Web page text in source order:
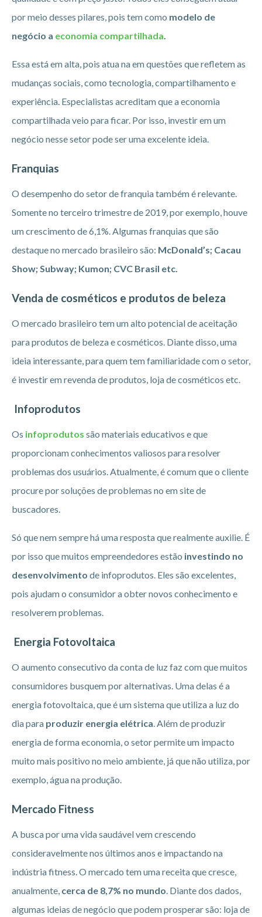
por meio desses pilares, pois tem como modelo de
negócio a economia compartilhada.
Essa está em alta, pois atua na em questões que refletem as
mudanças sociais, como tecnologia, compartilhamento e
experiência. Especialistas acreditam que a economia
compartilhada veio para ficar. Por isso, investir em um
negócio nesse setor pode ser uma excelente ideia.
Franquias
O desempenho do setor de franquia também é relevante.
Somente no terceiro trimestre de 2019, por exemplo, houve
um crescimento de 6,1%. Algumas franquias que são
destaque no mercado brasileiro são: McDonald’s; Cacau
Show; Subway; Kumon; CVC Brasil etc.
Venda de cosméticos e produtos de beleza
O mercado brasileiro tem um alto potencial de aceitação
para produtos de beleza e cosméticos. Diante disso, uma
ideia interessante, para quem tem familiaridade com o setor,
é investir em revenda de produtos, loja de cosméticos etc.
Infoprodutos
Os infoprodutos são materiais educativos e que
proporcionam conhecimentos valiosos para resolver
problemas dos usuários. Atualmente, é comum que o cliente
procure por soluções de problemas no em site de
buscadores.
Só que nem sempre há uma resposta que realmente auxilie. É
por isso que muitos empreendedores estão investindo no
desenvolvimento de infoprodutos. Eles são excelentes,
pois ajudam o consumidor a obter novos conhecimento e
resolverem problemas.
Energia Fotovoltaica
O aumento consecutivo da conta de luz faz com que muitos
consumidores busquem por alternativas. Uma delas é a
energia fotovoltaica, que é um sistema que utiliza a luz do
dia para produzir energia elétrica. Além de produzir
energia de forma economia, o setor permite um impacto
muito mais positivo no meio ambiente, já que não utiliza, por
exemplo, água na produção.
Mercado Fitness
A busca por uma vida saudável vem crescendo
consideravelmente nos últimos anos e impactando na
indústria fitness. O mercado tem uma receita que cresce,
anualmente, cerca de 8,7% no mundo. Diante dos dados,
algumas ideias de negócio que podem prosperar são: loja de